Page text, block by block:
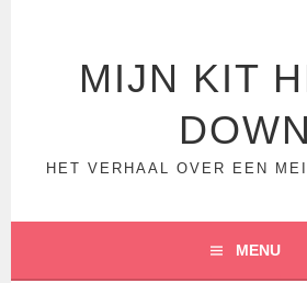
MIJN KIT
DOWN
HET VERHAAL OVER EEN
MENU